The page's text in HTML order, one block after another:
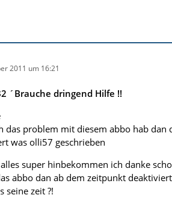
2011 um 16:21
´Brauche dringend Hilfe !!
das problem mit diesem abbo hab dan
was olli57 geschrieben
super hinbekommen ich danke
abbo dan ab dem zeitpunkt
seine zeit ?!